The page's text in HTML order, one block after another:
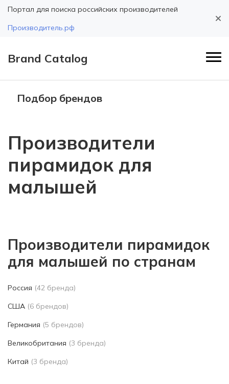
Портал для поиска российских производителей
Производитель.рф
Brand Catalog
Подбор брендов
Производители
пирамидок для
малышей
Производители пирамидок
для малышей по странам
Россия (42 бренда)
США (6 брендов)
Германия (5 брендов)
Великобритания (3 бренда)
Китай (3 бренда)